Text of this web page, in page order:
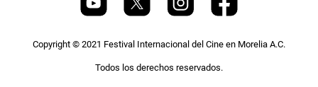
Copyright © 2021 Festival Internacional del Cine en Morelia A.C.
Todos los derechos reservados.